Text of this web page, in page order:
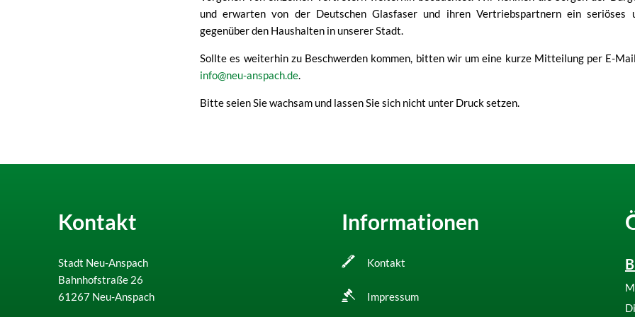
und erwarten von der Deutschen Glasfaser und ihren Vertriebspartnern ein seriöses
gegenüber den Haushalten in unserer Stadt.
Sollte es weiterhin zu Beschwerden kommen, bitten wir um eine kurze Mitteilung per E-
info@neu-anspach.de.
Bitte seien Sie wachsam und lassen Sie sich nicht unter Druck setzen.
Kontakt
Stadt Neu-Anspach
Bahnhofstraße 26
61267 Neu-Anspach
Informationen
Kontakt
Impressum